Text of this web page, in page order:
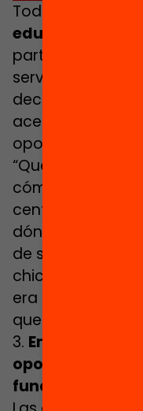
Todo ello revierte
educativa
que
parte de los
servicios de los
decisivo para
acercarse a los
oportunidades y
“Que puedan
cómo se les
centros de
dónde se les
de secundaria.
chica: ‘Yo
era tener la
que no me la he
3. Empresas y
oportunidades:
fundamental